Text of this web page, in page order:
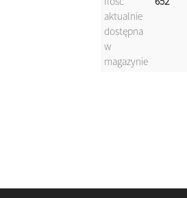
aktualnie
dostępna
w
magazynie